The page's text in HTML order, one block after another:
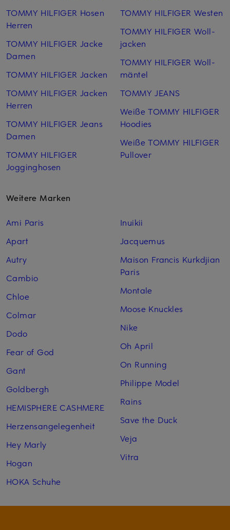
TOMMY HILFIGER Hosen
Herren
TOMMY HILFIGER Jacke
Damen
TOMMY HILFIGER Jacken
TOMMY HILFIGER Jacken
Herren
TOMMY HILFIGER Jeans
Damen
TOMMY HILFIGER
Jogginghosen
TOMMY HILFIGER Westen
TOMMY HILFIGER Woll­
jacken
TOMMY HILFIGER Woll­
mäntel
TOMMY JEANS
Weiße TOMMY HILFIGER
Hoodies
Weiße TOMMY HILFIGER
Pullover
Weitere Marken
Ami Paris
Apart
Autry
Cambio
Chloe
Colmar
Dodo
Fear of God
Gant
Goldbergh
HEMISPHERE CASHMERE
Herzensangelegenheit
Hey Marly
Hogan
HOKA Schuhe
Inuikii
Jacquemus
Maison Francis Kurkdjian
Paris
Montale
Moose Knuckles
Nike
Oh April
On Running
Philippe Model
Rains
Save the Duck
Veja
Vitra